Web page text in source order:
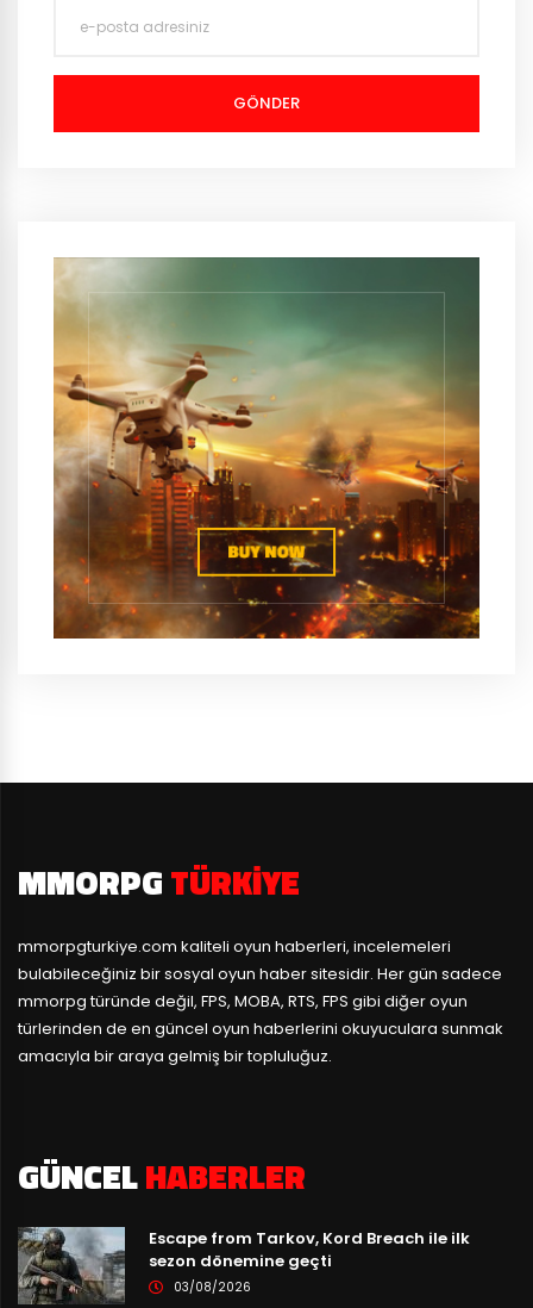
MMORPGTÜRKIYE
mmorpgturkiye.com kaliteli oyun haberleri, incelemeleri
bulabileceğiniz bir sosyal oyun haber sitesidir. Her gün sadece
mmorpg türünde değil, FPS, MOBA, RTS, FPS gibi diğer oyun
türlerinden de en güncel oyun haberlerini okuyuculara sunmak
amacıyla bir araya gelmiş bir topluluğuz.
GÜNCELHABERLER
Escape from Tarkov, Kord Breach ile ilk
sezon dönemine geçti
03/08/2026